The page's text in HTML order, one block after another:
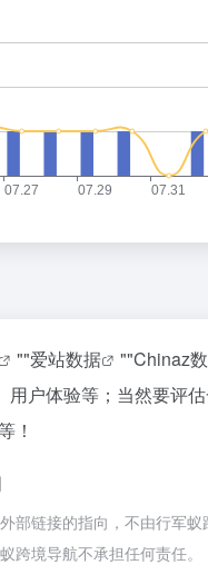
""爱站数据 ""Chinaz
户体验等；当然要评
！
链接的指向，不由行军
境导航不承担任何责任。